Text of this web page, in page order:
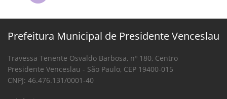
Prefeitura Municipal de Presidente Venceslau
Travessa Tenente Osvaldo Barbosa, nº 180, Centro
Presidente Venceslau - São Paulo, CEP 19400-015
CNPJ: 46.476.131/0001-40